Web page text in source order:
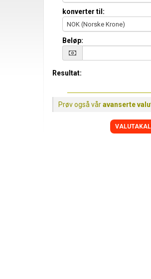
konverter til:
NOK (Norske Krone)
Beløp:
Resultat:
Prøv også våravanserte